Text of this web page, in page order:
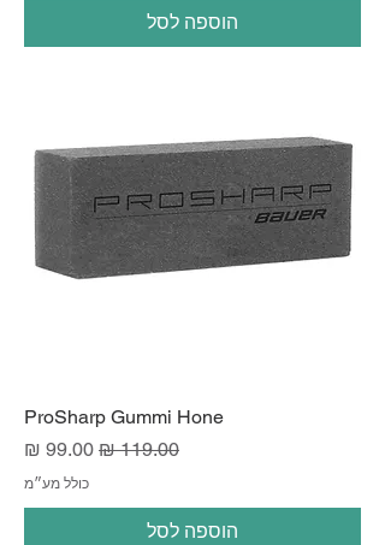
הוספה לסל
ProSharp Gummi Hone
מחיר רגיל מחיר מבצע
כולל מע״מ
הוספה לסל